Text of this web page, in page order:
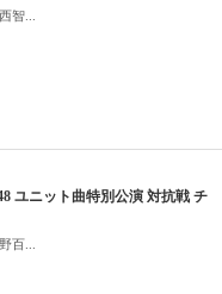
智...
ユニット曲特別公演 対抗戦 チ
百...